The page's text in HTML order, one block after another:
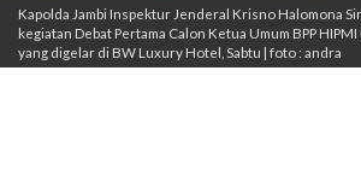
Kapolda Jambi Inspektur Jenderal Krisno Halomona
kegiatan Debat Pertama Calon Ketua Umum BPP
yang digelar di BW Luxury Hotel, Sabtu | foto : andra